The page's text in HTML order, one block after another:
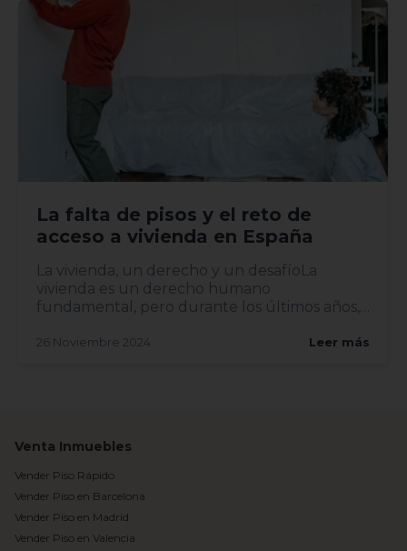
La falta de pisos y el reto de
acceso a vivienda en España
La vivienda, un derecho y un desafíoLa
vivienda es un derecho humano
fundamental, pero durante los últimos años,
26 Noviembre 2024 Leer más
Venta Inmuebles
Vender Piso Rápido
Vender Piso en Barcelona
Vender Piso en Madrid
Vender Piso en Valencia